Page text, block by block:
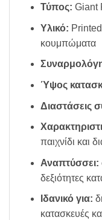
Τύπος: Giant
Υλικό:
κουμπώματα
Ύψος
Διαστάσεις
παιχνίδι και
Αναπτύσσει:
δεξιότητες
Ιδανικό για:
κατασκευές